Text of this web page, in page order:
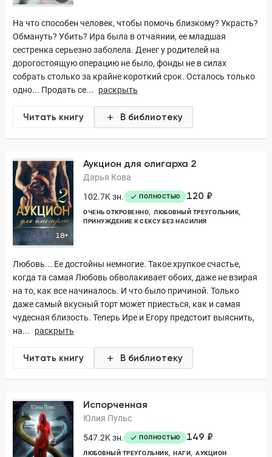
На что способен человек, чтобы помочь близкому? Украсть?
Обмануть? Убить? Ира была в отчаянии, ее младшая
сестренка серьезно заболела. Денег у родителей на
дорогостоящую операцию не было, фонды не в силах
собрать столько за крайне короткий срок. Осталось только
одно... Продать се...
раскрыть
Читать книгу В библиотеку
18+
Аукцион для олигарха 2
Дарья Кова
102.7K зн.
ПОЛНОСТЬЮ 120 ₽
ОЧЕНЬ ОТКРОВЕННО
ЛЮБОВНЫЙ ТРЕУГОЛЬНИК
ПРИНУЖДЕНИЕ К СЕКСУ БЕЗ НАСИЛИЯ
Любовь... Ее достойны немногие. Такое хрупкое счастье,
когда та самая Любовь обволакивает обоих, даже не взирая
на то, как все начиналось. И что было причиной. Только
даже самый вкусный торт может приесться, как и самая
чудесная близость. Теперь Ире и Егору предстоит выяснить,
на...
раскрыть
Читать книгу В библиотеку
Испорченная
Юлия Пульс
547.2K зн.
ПОЛНОСТЬЮ 149 ₽
ЛЮБОВНЫЙ ТРЕУГОЛЬНИК НАГИ АУКЦИОН